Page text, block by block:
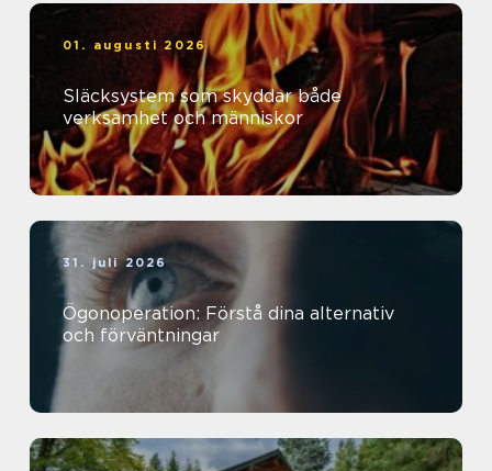
01. augusti 2026
Släcksystem som skyddar både
verksamhet och människor
31. juli 2026
Ögonoperation: Förstå dina alternativ
och förväntningar